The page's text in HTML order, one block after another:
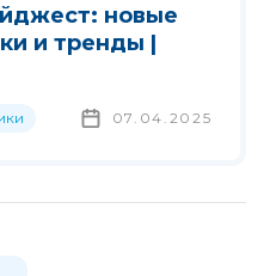
новые
и тренды |
07.04.2025